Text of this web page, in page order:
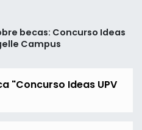
becas: Concurso Ideas
Campus
"Concurso Ideas UPV